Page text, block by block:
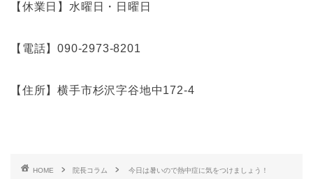
【休業日】水曜日・日曜日
【電話】090-2973-8201
【住所】横手市杉沢字谷地中172-4
HOME 院長コラム 今日は暑いので熱中症に気をつけましょう！